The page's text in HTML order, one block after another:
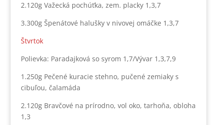
2.120g Važecká pochúťka, zem. placky 1,3,7
3.300g Špenátové halušky v nivovej omáčke 1,3,7
Štvrtok
Polievka: Paradajková so syrom 1,7/Vývar 1,3,7,9
1.250g Pečené kuracie stehno, pučené zemiaky s
cibuľou, čalamáda
2.120g Bravčové na prírodno, vol oko, tarhoňa, obloha
1,3